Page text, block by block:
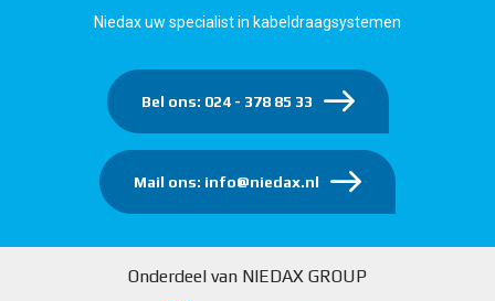
Niedax uw specialist in kabeldraagsystemen
Bel ons: 024 - 378 85 33
Mail ons: info@niedax.nl
Onderdeel van NIEDAX GROUP